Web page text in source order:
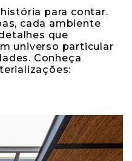
para contar.
cada ambiente
que
universo particular
Conheça